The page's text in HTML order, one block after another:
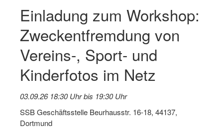
Erste-Hilfe-Ausbildung
Anmeldeformular / Anmeldebedingungen
Bezuschussung Qualifizierung für Dortmunder
Projekte
Open Sports Day
Dortmund lernt Schwimmen
Einladung zum Workshop:
Zweckentfremdung von
Vereins-, Sport- und
Kinderfotos im Netz
03.09.26 18:30 Uhr bis 19:30 Uhr
SSB Geschäftsstelle Beurhausstr. 16-18, 44137,
Dortmund